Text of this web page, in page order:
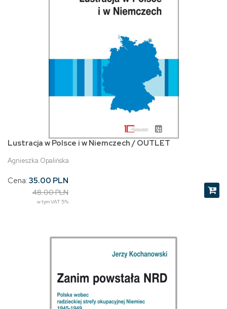
Lustracja w Polsce i w Niemczech / OUTLET
Agnieszka Opalińska
Cena: 35.00 PLN
48.00 PLN
w tym VAT 5%